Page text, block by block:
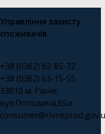
Управління захисту
споживачів
+38 (0362) 62-85-72
+38 (0362) 63-15-55
33010 м. Рівне,
вул.Поповича,65а